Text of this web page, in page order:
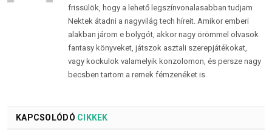
frissülök, hogy a lehető legszínvonalasabban tudjam
Nektek átadni a nagyvilág tech híreit. Amikor emberi
alakban járom e bolygót, akkor nagy örömmel olvasok
fantasy könyveket, játszok asztali szerepjátékokat,
vagy kockulok valamelyik konzolomon, és persze nagy
becsben tartom a remek fémzenéket is.
KAPCSOLÓDÓ CIKKEK